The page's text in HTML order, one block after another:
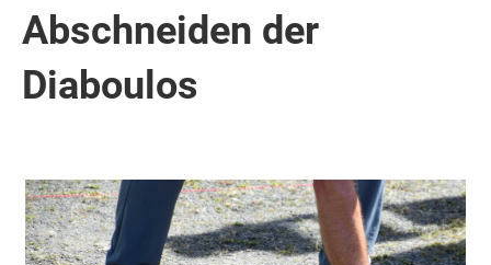
Abschneiden der
Diaboulos